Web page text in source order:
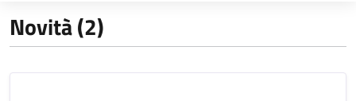
Novità (2)